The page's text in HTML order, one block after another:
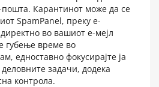
Карантинот може да се
SpamPanel, преку е-
во вашиот е-мејл
губење време во
едноставно фокусирајте ја
задачи, додека
контрола.